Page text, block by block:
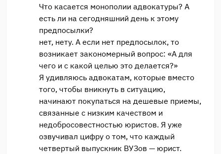
Что касается монополии адвокатуры? А
есть ли на сегодняшний день к этому
предпосылки?
нет, нету. А если нет предпосылок, то
возникает закономерный вопрос: «А для
чего и с какой целью это делается?»
Я удивляюсь адвокатам, которые вместо
того, чтобы вникнуть в ситуацию,
начинают покупаться на дешевые приемы,
связанные с низким качеством и
недобросовестностью юристов. Я уже
озвучивал цифру о том, что каждый
четвертый выпускник ВУЗов — юрист.